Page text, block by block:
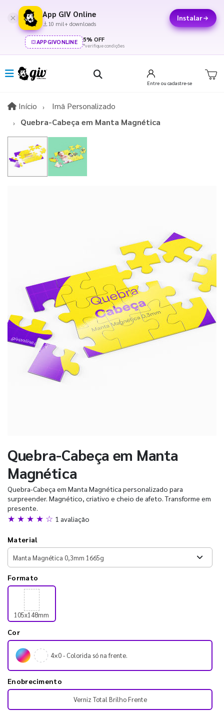
App GIV Online
10 mil+ downloads
Instalar
APPGIVONLINE 5% OFF
*verifique condições
Entre ou cadastre-se
Início InícioImã Personalizado
Quebra-Cabeça em Manta Magnética
Quebra-Cabeça em Manta
Magnética
Quebra-Cabeça em Manta Magnética personalizado para
surpreender. Magnético, criativo e cheio de afeto. Transforme em
presente.
★ ★ ★ ★ ☆ 1 avaliação
Material
Formato
105x148mm
Cor
4×0 - Colorida só na frente.
Enobrecimento
Verniz Total Brilho Frente